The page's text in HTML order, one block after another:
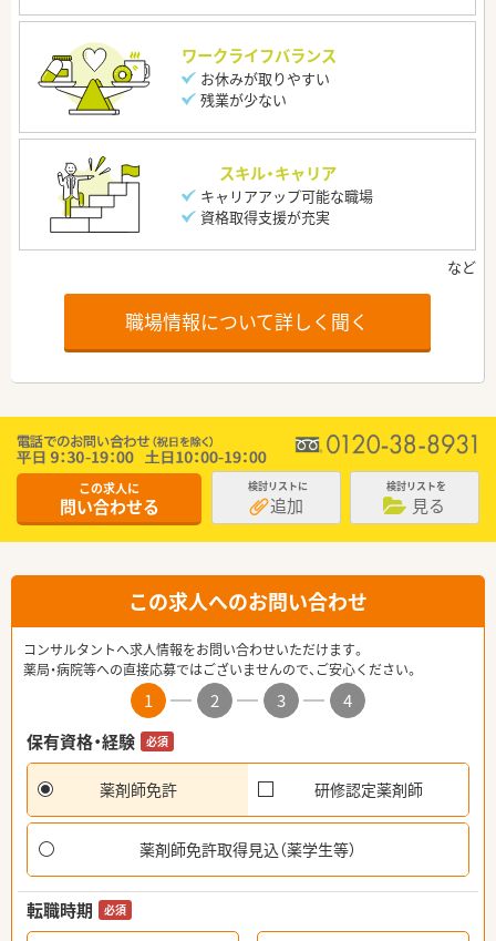
ワークライフバランス
お休みが取りやすい
残業が少ない
スキル・キャリア
キャリアアップ可能な職場
資格取得支援が充実
職場情報について詳しく聞く
この求人に
問い合わせる
検討リストに
追加
検討リストを
見る
この求人へのお問い合わせ
コンサルタントへ求人情報をお問い合わせいただけます。
薬局・病院等への直接応募ではございませんので、ご安心ください。
1 2 3
4
保有資格・経験
必須
薬剤師免許 研修認定薬剤師
薬剤師免許取得見込（薬学生等）
転職時期 必須